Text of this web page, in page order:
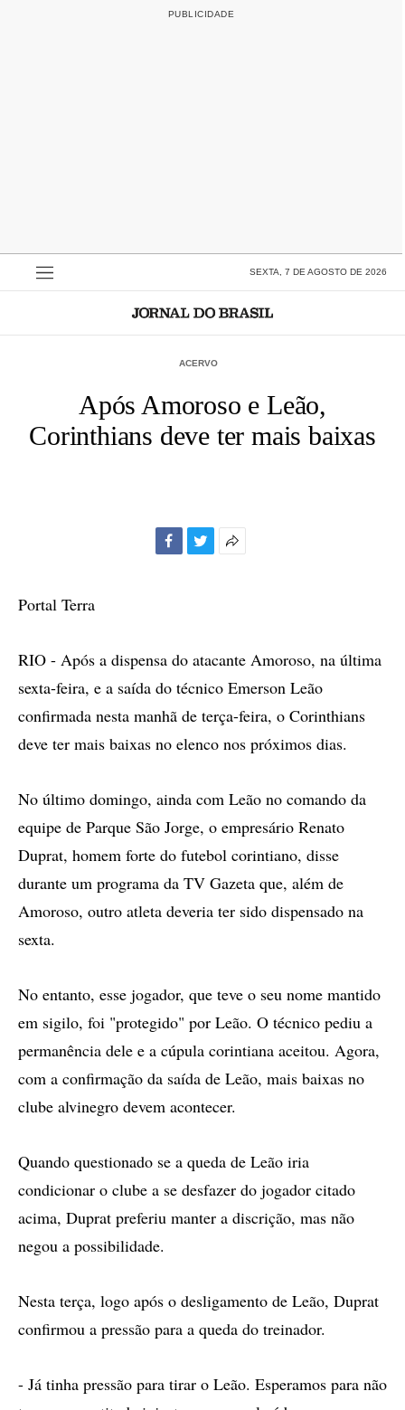
SEXTA, 7 DE AGOSTO DE 2026
ACERVO
Após Amoroso e Leão,
Corinthians deve ter mais baixas
Portal Terra
RIO - Após a dispensa do atacante Amoroso, na última
sexta-feira, e a saída do técnico Emerson Leão
confirmada nesta manhã de terça-feira, o Corinthians
deve ter mais baixas no elenco nos próximos dias.
No último domingo, ainda com Leão no comando da
equipe de Parque São Jorge, o empresário Renato
Duprat, homem forte do futebol corintiano, disse
durante um programa da TV Gazeta que, além de
Amoroso, outro atleta deveria ter sido dispensado na
sexta.
No entanto, esse jogador, que teve o seu nome mantido
em sigilo, foi "protegido" por Leão. O técnico pediu a
permanência dele e a cúpula corintiana aceitou. Agora,
com a confirmação da saída de Leão, mais baixas no
clube alvinegro devem acontecer.
Quando questionado se a queda de Leão iria
condicionar o clube a se desfazer do jogador citado
acima, Duprat preferiu manter a discrição, mas não
negou a possibilidade.
Nesta terça, logo após o desligamento de Leão, Duprat
confirmou a pressão para a queda do treinador.
- Já tinha pressão para tirar o Leão. Esperamos para não